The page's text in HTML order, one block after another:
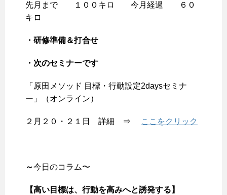
先月まで １００キロ 今月経過 ６０
キロ
・研修準備＆打合せ
・次のセミナーです
「原田メソッド 目標・行動設定2daysセミナ
ー」（オンライン）
２月２０・２１日 詳細 ⇒ ここをクリック
～今日のコラム〜
【高い目標は、行動を高みへと誘発する 】